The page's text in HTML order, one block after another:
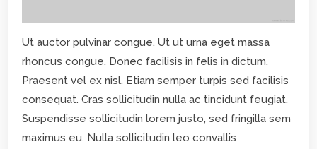
Ut auctor pulvinar congue. Ut ut urna eget massa
rhoncus congue. Donec facilisis in felis in dictum.
Praesent vel ex nisl. Etiam semper turpis sed facilisis
consequat. Cras sollicitudin nulla ac tincidunt feugiat.
Suspendisse sollicitudin lorem justo, sed fringilla sem
maximus eu. Nulla sollicitudin leo convallis